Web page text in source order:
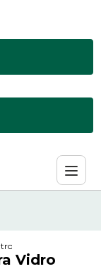
insulfilm para vidro
Vidro